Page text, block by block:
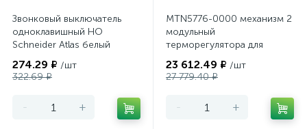
Звонковый выключатель
одноклавишный НО
Schneider Atlas белый
274.29 ₽ /шт
322.69 ₽
- +
MTN5776-0000 механизм 2
модульный
терморегулятора для
программируемый Merten
23 612.49 ₽ /шт
27 779.40 ₽
- +